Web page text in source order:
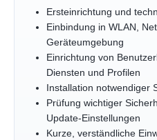
Ersteinrichtung und
Einbindung in WLAN,
Geräteumgebung
Einrichtung von
Diensten und Profilen
Installation notwendiger
Prüfung wichtiger
Update-Einstellungen
Kurze, verständliche